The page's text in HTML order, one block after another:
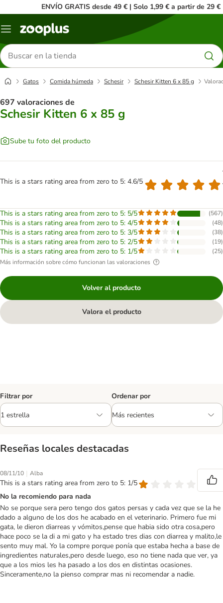
ENVÍO GRATIS desde 49 € | Solo 1,99 € a partir de 29 €
Menú
Buscar
productos
Gatos Comida húmeda Schesir Schesir Kitten 6 x 85 g
697 valoraciones de
Schesir Kitten 6 x 85 g
Sube tu foto del producto
This is a stars rating area from zero to 5: 4.6/5
This is a stars rating area from zero to 5: 5/5 (567)
This is a stars rating area from zero to 5: 4/5 (48)
This is a stars rating area from zero to 5: 3/5 (38)
This is a stars rating area from zero to 5: 2/5 (19)
This is a stars rating area from zero to 5: 1/5 (25)
Más información sobre cómo funcionan las valoraciones
Volver al producto
Valora el producto
Filtrar por Ordenar por
Reseñas locales destacadas
08/11/10 | Alba
This is a stars rating area from zero to 5: 1/5
No la recomiendo para nada
No se porque sera pero tengo dos gatos persas y cada vez que se la he
dado a alguno de los dos he acabado en el veterinario. Primero fue mi
gata, le dieron diarreas y vómitos,pense que habia sido otra cosa,pero
hace poco se la di a mi gato y ha estado tres dias con diarrea y malito,le
sento muy mal. Yo la compre porque ponía que estaba hecha a base de
ingredientes naturales,pero desde luego, eso no tiene nada que ver, ya
que a los mios les ha pasado a los dos en distintas ocasiones.
Sinceramente,no la pienso comprar mas ni recomendar a nadie.